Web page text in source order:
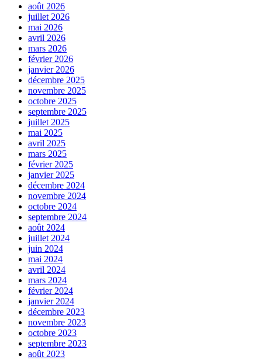
août 2026
juillet 2026
mai 2026
avril 2026
mars 2026
février 2026
janvier 2026
décembre 2025
novembre 2025
octobre 2025
septembre 2025
juillet 2025
mai 2025
avril 2025
mars 2025
février 2025
janvier 2025
décembre 2024
novembre 2024
octobre 2024
septembre 2024
août 2024
juillet 2024
juin 2024
mai 2024
avril 2024
mars 2024
février 2024
janvier 2024
décembre 2023
novembre 2023
octobre 2023
septembre 2023
août 2023